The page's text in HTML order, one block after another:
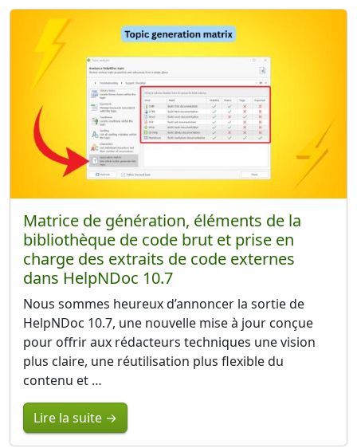
Matrice de génération, éléments de la
bibliothèque de code brut et prise en
charge des extraits de code externes
dans HelpNDoc 10.7
Nous sommes heureux d’annoncer la sortie de
HelpNDoc 10.7, une nouvelle mise à jour conçue
pour offrir aux rédacteurs techniques une vision
plus claire, une réutilisation plus flexible du
contenu et …
Lire la suite →